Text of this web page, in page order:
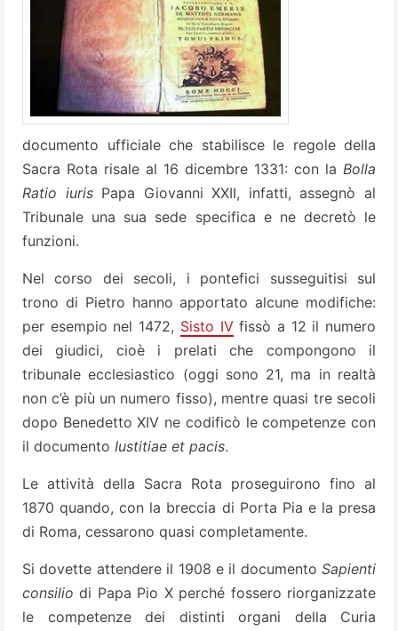
documento ufficiale che stabilisce le regole della
Sacra Rota risale al 16 dicembre 1331: con la Bolla
Ratio iurisPapa Giovanni XXII, infatti, assegnò al
Tribunale una sua sede specifica e ne decretò le
funzioni.
Nel corso dei secoli, i pontefici susseguitisi sul
trono di Pietro hanno apportato alcune modifiche:
per esempio nel 1472, Sisto IVfissò a 12 il numero
dei giudici, cioè i prelati che compongono il
tribunale ecclesiastico (oggi sono 21, ma in realtà
non c’è più un numero fisso), mentre quasi tre secoli
dopo Benedetto XIV ne codificò le competenze con
il documento Iustitiae et pacis.
Le attività della Sacra Rota proseguirono fino al
1870 quando, con la breccia di Porta Pia e la presa
di Roma, cessarono quasi completamente.
Si dovette attendere il 1908 e il documento Sapienti
consilio di Papa Pio X perché fossero riorganizzate
le competenze dei distinti organi della Curia